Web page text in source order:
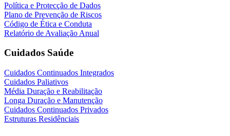
Política e Protecção de Dados
Plano de Prevenção de Riscos
Código de Ética e Conduta
Relatório de Avaliação Anual
Cuidados Saúde
Cuidados Continuados Integrados
Cuidados Paliativos
Média Duração e Reabilitação
Longa Duração e Manutenção
Cuidados Continuados Privados
Estruturas Residênciais